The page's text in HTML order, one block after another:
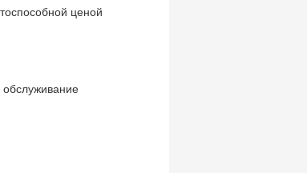
ценой
обслуживание